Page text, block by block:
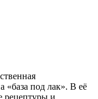
«база под лак». В её
рецептуры и